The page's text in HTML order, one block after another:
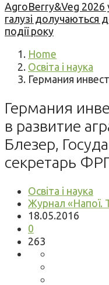
AgroBerry&Veg 2026
галузі долучаються
події року
Home
Освіта і наука
Германия
Германия
в развитие
Блезер,
секретарь
Освіта і наука
Журнал «Напої.
18.05.2016
0
263